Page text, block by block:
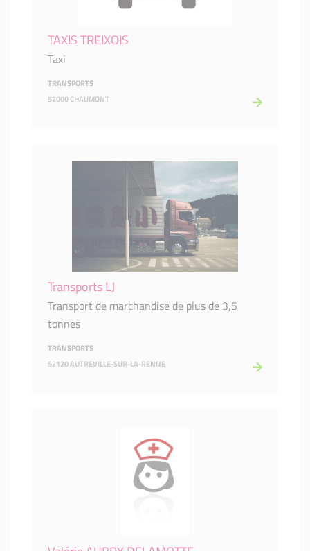
TAXIS TREIXOIS
Taxi
TRANSPORTS
52000 CHAUMONT
Transports LJ
Transport de marchandise de plus de 3,5
tonnes
TRANSPORTS
52120 AUTREVILLE-SUR-LA-RENNE